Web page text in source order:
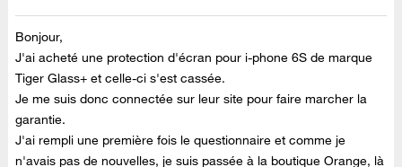
Bonjour,
J'ai acheté une protection d'écran pour i-phone 6S de marque
Tiger Glass+ et celle-ci s'est cassée.
Je me suis donc connectée sur leur site pour faire marcher la
garantie.
J'ai rempli une première fois le questionnaire et comme je
n'avais pas de nouvelles, je suis passée à la boutique Orange, là